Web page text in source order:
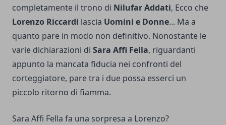
completamente il trono di Nilufar Addati, Ecco che
Lorenzo Riccardi lascia Uomini e Donne... Ma a
quanto pare in modo non definitivo. Nonostante le
varie dichiarazioni di Sara Affi Fella, riguardanti
appunto la mancata fiducia nei confronti del
corteggiatore, pare tra i due possa esserci un
piccolo ritorno di fiamma.
Sara Affi Fella fa una sorpresa a Lorenzo?